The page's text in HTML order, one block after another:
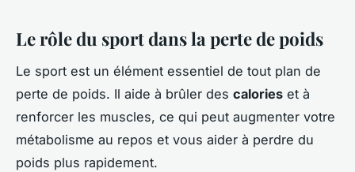
Le rôle du sport dans la perte de poids
Le sport est un élément essentiel de tout plan de
perte de poids. Il aide à brûler des calories et à
renforcer les muscles, ce qui peut augmenter votre
métabolisme au repos et vous aider à perdre du
poids plus rapidement.